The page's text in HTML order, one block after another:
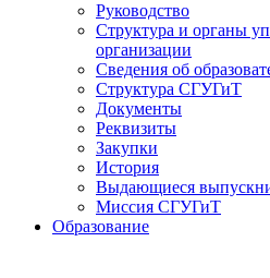
Руководство
Структура и органы
организации
Сведения об
Структура СГУГиТ
Документы
Реквизиты
Закупки
История
Выдающиеся
Миссия СГУГиТ
Образование